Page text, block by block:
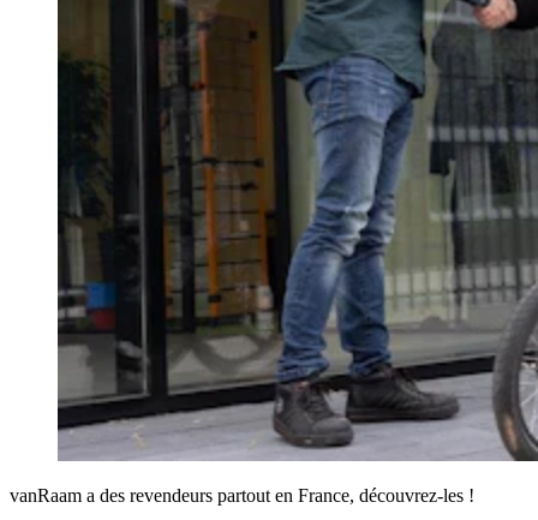
vanRaam a des revendeurs partout en France, découvrez-les !